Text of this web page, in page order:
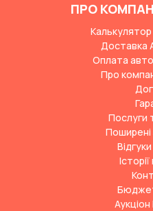
ПРО
Доставка
Оплата авто
Про
Послуги
Поширені
Відгуки